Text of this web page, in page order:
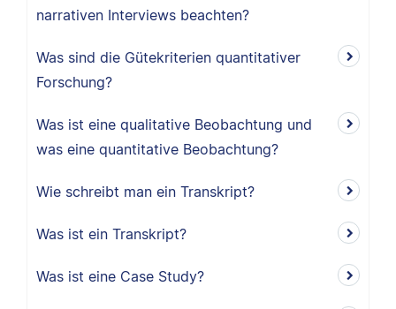
narrativen Interviews beachten?
Was sind die Gütekriterien quantitativer
Forschung?
Was ist eine qualitative Beobachtung und
was eine quantitative Beobachtung?
Wie schreibt man ein Transkript?
Was ist ein Transkript?
Was ist eine Case Study?